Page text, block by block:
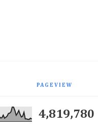
PAGEVIEW
4,819,780